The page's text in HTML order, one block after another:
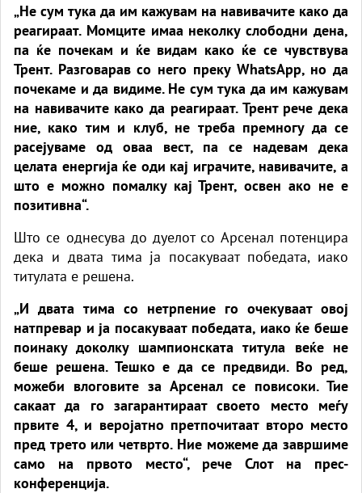
„Не сум тука да им кажувам на навивачите како да
реагираат. Момците имаа неколку слободни дена,
па ќе почекам и ќе видам како ќе се чувствува
Трент. Разговарав со него преку WhatsApp, но да
почекаме и да видиме. Не сум тука да им кажувам
на навивачите како да реагираат. Трент рече дека
ние, како тим и клуб, не треба премногу да се
расејуваме од оваа вест, па се надевам дека
целата енергија ќе оди кај играчите, навивачите, а
што е можно помалку кај Трент, освен ако не е
позитивна“.
Што се однесува до дуелот со Арсенал потенцира
дека и двата тима ја посакуваат победата, иако
титулата е решена.
„И двата тима со нетрпение го очекуваат овој
натпревар и ја посакуваат победата, иако ќе беше
поинаку доколку шампионската титула веќе не
беше решена. Тешко е да се предвиди. Во ред,
можеби влоговите за Арсенал се повисоки. Тие
сакаат да го загарантираат своето место меѓу
првите 4, и веројатно претпочитаат второ место
пред трето или четврто. Ние можеме да завршиме
само на првото место“, рече Слот на прес-
конференција.